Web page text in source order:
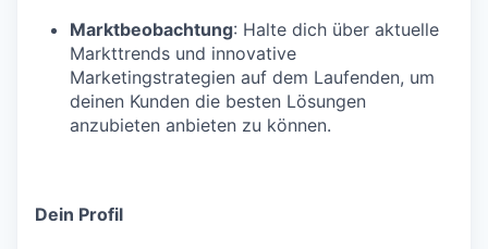
Marktbeobachtung: Halte dich über aktuelle
Markttrends und innovative
Marketingstrategien auf dem Laufenden, um
deinen Kunden die besten Lösungen
anzubieten anbieten zu können.
Dein Profil